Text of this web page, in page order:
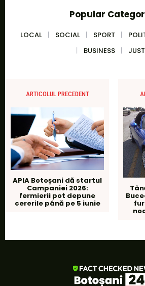
Popular
LOCAL SOCIAL SPORT
BUSINESS
ARTICOLUL PRECEDENT
APIA Botoșani dă startul
Campaniei 2026:
fermierii pot depune
cererile până pe 5 iunie